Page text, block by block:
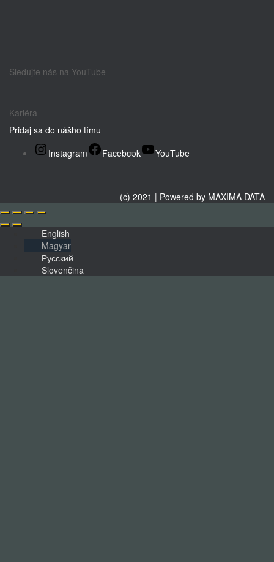
Sledujte nás na YouTube
Kariéra
Pridaj sa do nášho tímu
Instagram
Facebook YouTube
(c) 2021 | Powered by MAXIMA DATA
English
Magyar
Русский
Slovenčina